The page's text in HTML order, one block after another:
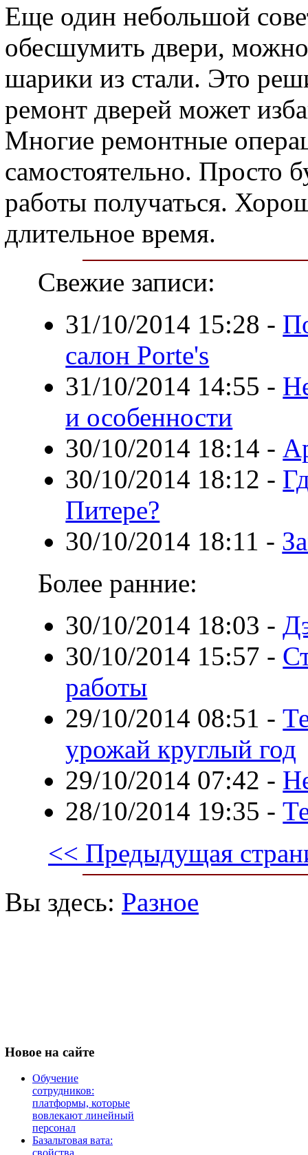
Еще один небольшой
обесшумить двери,
шарики из стали. Это
ремонт дверей может
Многие ремонтные
самостоятельно. Просто
работы получаться.
длительное время.
Свежие записи:
31/10/2014 15:28 -
салон Porte's
31/10/2014 14:55 -
и особенности
30/10/2014 18:14 -
30/10/2014 18:12 -
Питере?
30/10/2014 18:11 -
Более ранние:
30/10/2014 18:03 -
30/10/2014 15:57 -
работы
29/10/2014 08:51 -
урожай круглый год
29/10/2014 07:42 -
28/10/2014 19:35 -
<< Предыдущая
Вы здесь: Разное
Новое на сайте
Обучение
сотрудников:
платформы, которые
вовлекают линейный
персонал
Базальтовая вата: